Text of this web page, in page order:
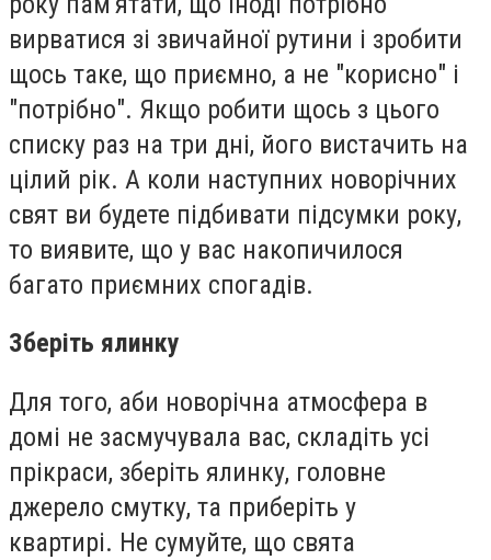
вирватися зі звичайної рутини і зробити
щось таке, що приємно, а не "корисно" і
"потрібно". Якщо робити щось з цього
списку раз на три дні, його вистачить на
цілий рік. А коли наступних новорічних
свят ви будете підбивати підсумки року,
то виявите, що у вас накопичилося
багато приємних спогадів.
Зберіть ялинку
Для того, аби новорічна атмосфера в
домі не засмучувала вас, складіть усі
прікраси, зберіть ялинку, головне
джерело смутку, та приберіть у
квартирі. Не сумуйте, що свята